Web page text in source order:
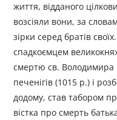
життя, відданого
возсіяли вони, за
зірки серед братів
спадкоємцем
смертю св. Володимира
печенігів (1015 р.) і
додому, став табором
вістка про смерть